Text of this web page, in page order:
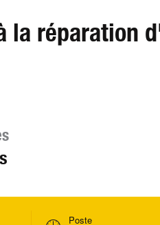
la réparation
Poste